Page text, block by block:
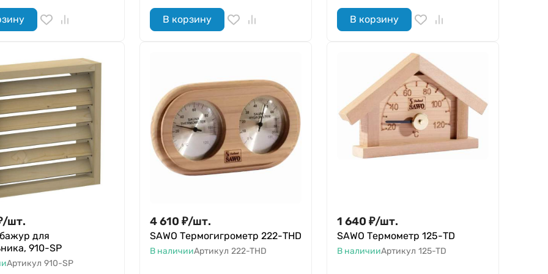
В корзину В корзину
/шт.
для
910-SP
Артикул 910-SP
4 610 ₽/шт.
SAWO Термогигрометр 222-THD
В наличииАртикул 222-THD
1 640 ₽/шт.
SAWO Термометр 125-ТD
В наличииАртикул 125-TD